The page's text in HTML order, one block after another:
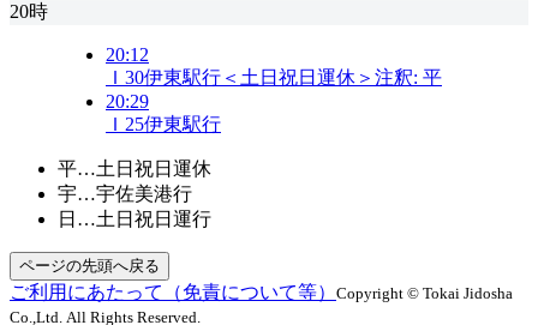
20時
20:12
Ｉ30伊東駅行＜土日祝日運休＞ 注釈: 平
20:29
Ｉ25伊東駅行
平…土日祝日運休
宇…宇佐美港行
日…土日祝日運行
ページの先頭へ戻る
ご利用にあたって（免責について等） Copyright © Tokai Jidosha
Co.,Ltd. All Rights Reserved.